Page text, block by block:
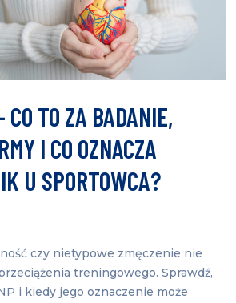
TO ZA BADANIE,
I CO OZNACZA
U SPORTOWCA?
czy nietypowe zmęczenie nie
treningowego. Sprawdź,
i kiedy jego oznaczenie może